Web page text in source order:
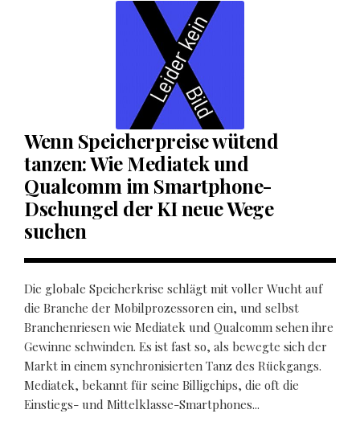
Wenn Speicherpreise wütend
tanzen: Wie Mediatek und
Qualcomm im Smartphone-
Dschungel der KI neue Wege
suchen
Die globale Speicherkrise schlägt mit voller Wucht auf
die Branche der Mobilprozessoren ein, und selbst
Branchenriesen wie Mediatek und Qualcomm sehen ihre
Gewinne schwinden. Es ist fast so, als bewegte sich der
Markt in einem synchronisierten Tanz des Rückgangs.
Mediatek, bekannt für seine Billigchips, die oft die
Einstiegs- und Mittelklasse-Smartphones...